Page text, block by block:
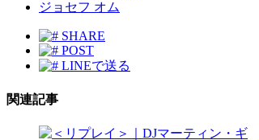
ジョセフ オム
SHARE
POST
LINEで送る
関連記事